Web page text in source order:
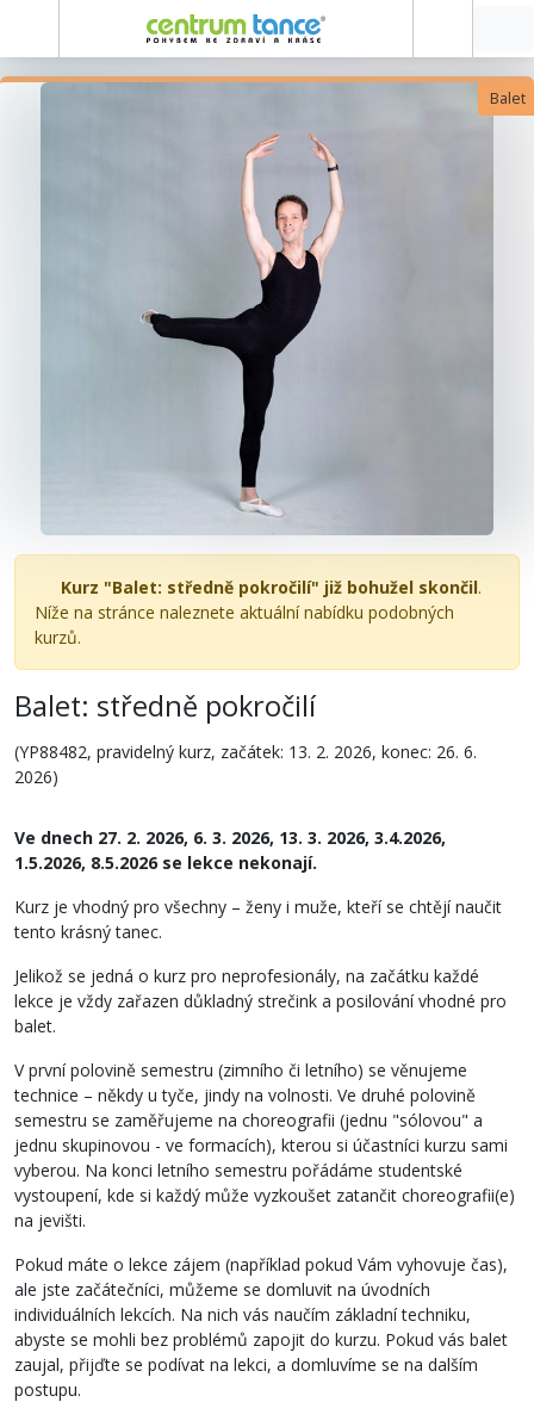
Balet
Kurz "Balet: středně pokročilí" již bohužel skončil.
Níže na stránce naleznete aktuální nabídku podobných
kurzů.
Balet: středně pokročilí
(YP88482, pravidelný kurz, začátek: 13. 2. 2026, konec: 26. 6.
2026)
Ve dnech 27. 2. 2026, 6. 3. 2026, 13. 3. 2026, 3.4.2026,
1.5.2026, 8.5.2026 se lekce nekonají.
Kurz je vhodný pro všechny – ženy i muže, kteří se chtějí naučit
tento krásný tanec.
Jelikož se jedná o kurz pro neprofesionály, na začátku každé
lekce je vždy zařazen důkladný strečink a posilování vhodné pro
balet.
V první polovině semestru (zimního či letního) se věnujeme
technice – někdy u tyče, jindy na volnosti. Ve druhé polovině
semestru se zaměřujeme na choreografii (jednu "sólovou" a
jednu skupinovou - ve formacích), kterou si účastníci kurzu sami
vyberou. Na konci letního semestru pořádáme studentské
vystoupení, kde si každý může vyzkoušet zatančit choreografii(e)
na jevišti.
Pokud máte o lekce zájem (například pokud Vám vyhovuje čas),
ale jste začátečníci, můžeme se domluvit na úvodních
individuálních lekcích. Na nich vás naučím základní techniku,
abyste se mohli bez problémů zapojit do kurzu. Pokud vás balet
zaujal, přijďte se podívat na lekci, a domluvíme se na dalším
postupu.